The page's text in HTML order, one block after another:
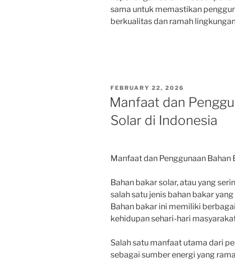
sama untuk memastikan
berkualitas dan ramah
POSTED
FEBRUARY 22, 2026
Manfaat dan
Solar di Indonesia
Manfaat dan Penggunaan Bahan
Bahan bakar solar, atau yang
salah satu jenis bahan bakar
Bahan bakar ini memiliki
kehidupan sehari-hari
Salah satu manfaat utama dari
sebagai sumber energi yang